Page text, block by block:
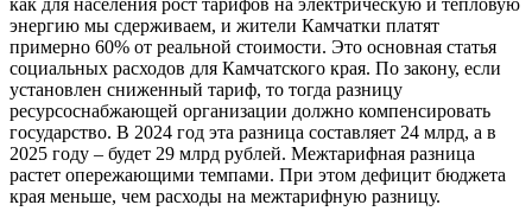
энергию мы сдерживаем, и жители Камчатки платят
примерно 60% от реальной стоимости. Это основная статья
социальных расходов для Камчатского края. По закону, если
установлен сниженный тариф, то тогда разницу
ресурсоснабжающей организации должно компенсировать
государство. В 2024 год эта разница составляет 24 млрд, а в
2025 году – будет 29 млрд рублей. Межтарифная разница
растет опережающими темпами. При этом дефицит бюджета
края меньше, чем расходы на межтарифную разницу.